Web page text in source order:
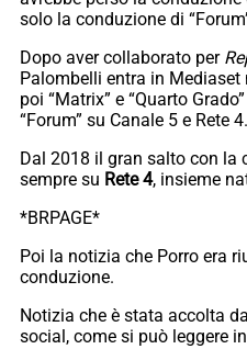
solo la conduzione di
Dopo aver collaborato per
Palombelli entra in
poi “Matrix” e “Quarto
“Forum” su Canale 5 e Rete 4.
Dal 2018 il gran salto con la
sempre su Rete 4, insieme
*BRPAGE*
Poi la notizia che Porro era
conduzione.
Notizia che è stata accolta
social, come si può leggere in